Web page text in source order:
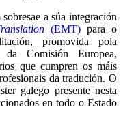
a súa integración
(EMT) para o
promovida pola
Comisión Europea,
que cumpren os máis
da tradución. O
galego presente nesta
en todo o Estado